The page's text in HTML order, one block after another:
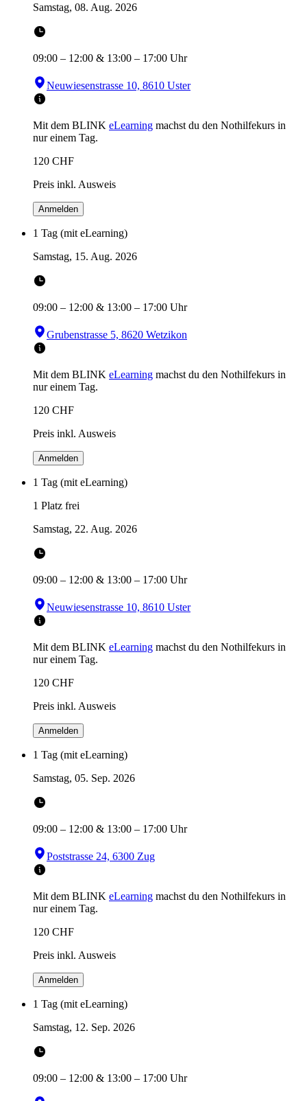
Samstag, 08. Aug. 2026
09:00 – 12:00 & 13:00 – 17:00 Uhr
Neuwiesenstrasse 10, 8610 Uster
Mit dem BLINK eLearning machst du den Nothilfekurs in
nur einem Tag.
120 CHF
Preis inkl. Ausweis
Anmelden
1 Tag (mit eLearning)
Samstag, 15. Aug. 2026
09:00 – 12:00 & 13:00 – 17:00 Uhr
Grubenstrasse 5, 8620 Wetzikon
Mit dem BLINK eLearning machst du den Nothilfekurs in
nur einem Tag.
120 CHF
Preis inkl. Ausweis
Anmelden
1 Tag (mit eLearning)
1 Platz frei
Samstag, 22. Aug. 2026
09:00 – 12:00 & 13:00 – 17:00 Uhr
Neuwiesenstrasse 10, 8610 Uster
Mit dem BLINK eLearning machst du den Nothilfekurs in
nur einem Tag.
120 CHF
Preis inkl. Ausweis
Anmelden
1 Tag (mit eLearning)
Samstag, 05. Sep. 2026
09:00 – 12:00 & 13:00 – 17:00 Uhr
Poststrasse 24, 6300 Zug
Mit dem BLINK eLearning machst du den Nothilfekurs in
nur einem Tag.
120 CHF
Preis inkl. Ausweis
Anmelden
1 Tag (mit eLearning)
Samstag, 12. Sep. 2026
09:00 – 12:00 & 13:00 – 17:00 Uhr